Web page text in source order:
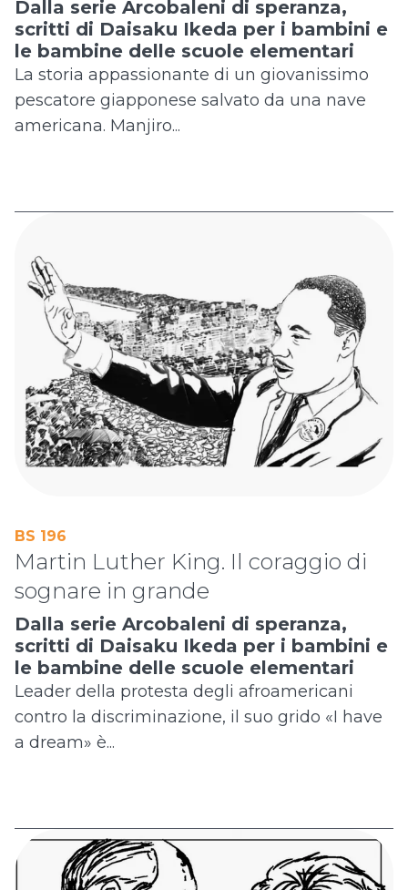
Dalla serie Arcobaleni di speranza,
scritti di Daisaku Ikeda per i bambini e
le bambine delle scuole elementari
La storia appassionante di un giovanissimo
pescatore giapponese salvato da una nave
americana. Manjiro...
BS 196
Martin Luther King. Il coraggio di
sognare in grande
Dalla serie Arcobaleni di speranza,
scritti di Daisaku Ikeda per i bambini e
le bambine delle scuole elementari
Leader della protesta degli afroamericani
contro la discriminazione, il suo grido «I have
a dream» è...